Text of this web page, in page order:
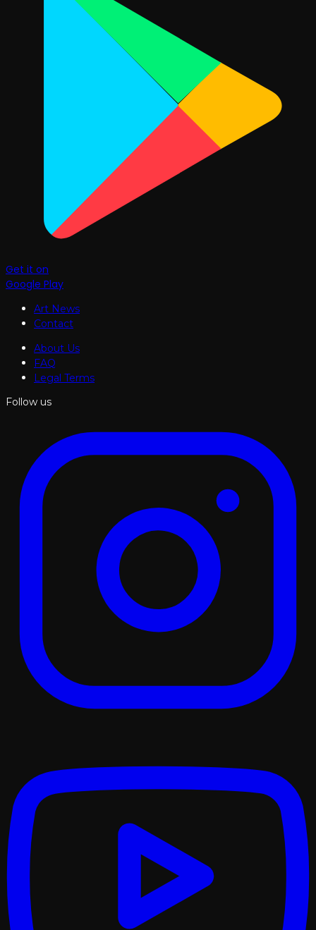
Get it on
Google Play
Art News
Contact
About Us
FAQ
Legal Terms
Follow us